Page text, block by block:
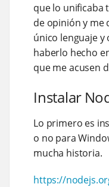
que lo unificaba
de opinión y me
único lenguaje
haberlo hecho
que me acusen
Instalar
Lo primero es
o no para
mucha historia.
https://